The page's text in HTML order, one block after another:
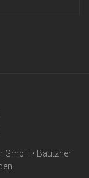
GmbH • Bautzner